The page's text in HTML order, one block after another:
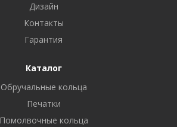
Дизайн
Контакты
Гарантия
Каталог
Обручальные кольца
Печатки
Помолвочные кольца